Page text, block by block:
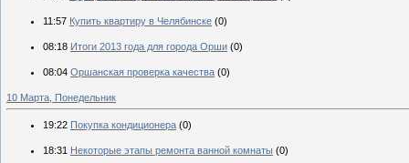
11:57 Купить квартиру в Челябинске (0)
08:18 Итоги 2013 года для города Орши (0)
08:04 Оршанская проверка качества (0)
10 Марта, Понедельник
19:22 Покупка кондиционера (0)
18:31 Некоторые этапы ремонта ванной комнаты (0)